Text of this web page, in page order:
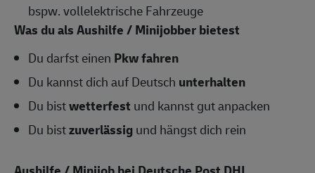
bspw. vollelektrische Fahrzeuge
Was du als Aushilfe / Minijobber bietest
Du darfst einen Pkw fahren
Du kannst dich auf Deutsch unterhalten
Du bistwetterfest und kannst gut anpacken
Du bistzuverlässigund hängst dich rein